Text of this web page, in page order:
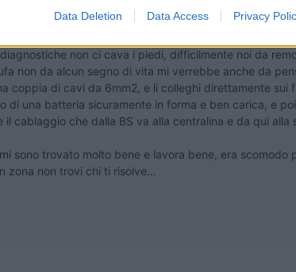
Data Deletion Data Access Privacy
specificato.
centro autorizzato Truma Service, visto che ha la
non ci cava i piedi, difficilmente noi da
non da alcun segno di vita mi verrebbe anche da
coppia di cavi da 6mm2, e li colleghi direttamente
di una batteria sicuramente in forma e ben carica, e
cablaggio che dalla BS va alla centralina e da qui
sono trovato molto bene e lavora bene, era
zona non trovi chi ti risolve...